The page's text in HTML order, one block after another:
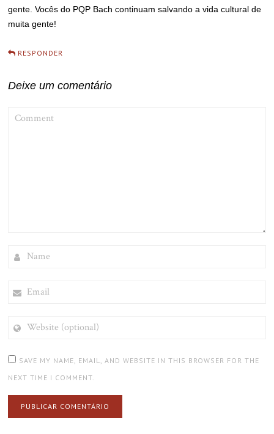
gente. Vocês do PQP Bach continuam salvando a vida cultural de
muita gente!
RESPONDER
Deixe um comentário
(OPTIONAL)
SAVE MY NAME, EMAIL, AND WEBSITE IN THIS BROWSER FOR THE
NEXT TIME I COMMENT.